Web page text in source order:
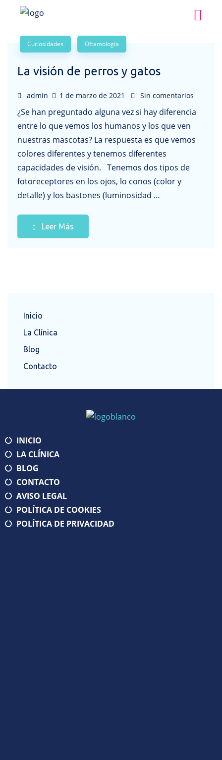
Curiosidades Oftamología
La visión de perros y gatos
admin 1 de marzo de 2021 Sin comentarios
¿Se han preguntado alguna vez si hay diferencia
entre lo que vemos los humanos y los que ven
nuestras mascotas? La respuesta es que vemos
colores diferentes y tenemos diferentes
capacidades de visión. Tenemos dos tipos de
fotoreceptores en los ojos, lo conos (color y
detalle) y los bastones (luminosidad …
Leer Más
Inicio
La Clínica
Blog
Contacto
INICIO
LA CLÍNICA
BLOG
CONTACTO
AVISO LEGAL
POLÍTICA DE COOKIES
POLÍTICA DE PRIVACIDAD